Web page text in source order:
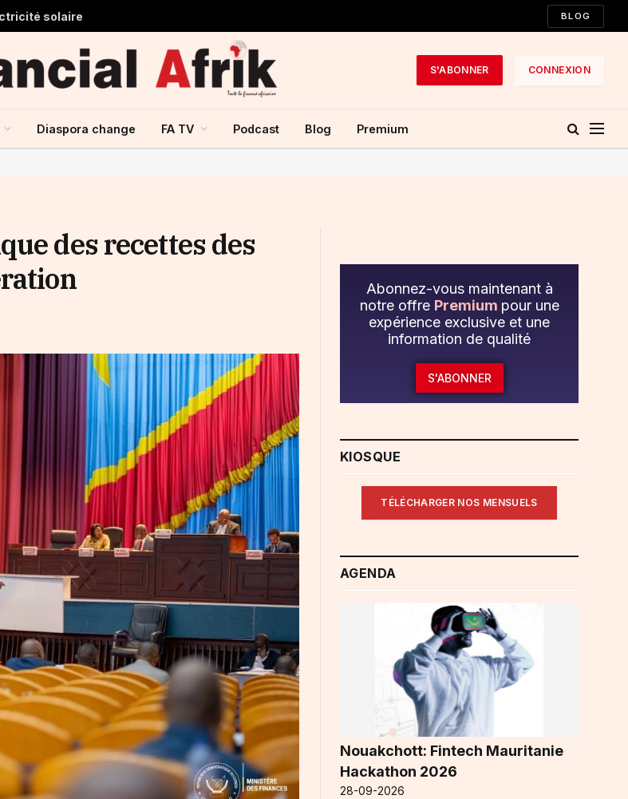
solaire BLOG
S'ABONNER CONNEXION
Diaspora change FA TV Podcast Blog Premium
des recettes des
Abonnez-vous maintenant à
notre offre Premium pour une
expérience exclusive et une
information de qualité
S'ABONNER
KIOSQUE
TÉLÉCHARGER NOS MENSUELS
AGENDA
Nouakchott: Fintech Mauritanie
Hackathon 2026
28-09-2026